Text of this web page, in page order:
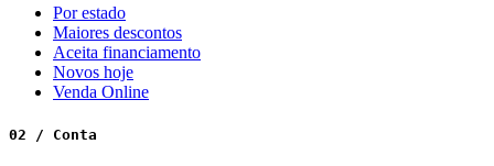
Por estado
Maiores descontos
Aceita financiamento
Novos hoje
Venda Online
02 / Conta